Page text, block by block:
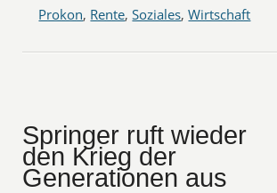
Prokon, Rente,Soziales,Wirtschaft
Springer ruft wieder
den Krieg der
Generationen aus